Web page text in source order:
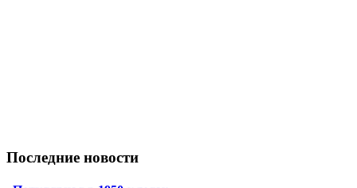
Последние новости